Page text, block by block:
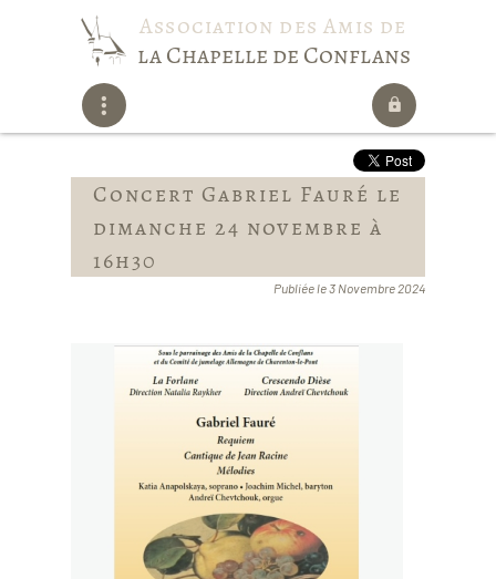
Association des Amis de
la Chapelle de Conflans
Concert Gabriel Fauré le
dimanche 24 novembre à
16h30
Publiée le 3 Novembre 2024